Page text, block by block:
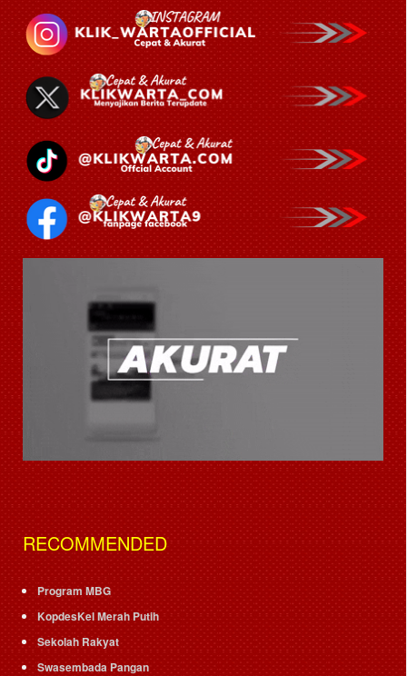
RECOMMENDED
Program MBG
KopdesKel Merah Putih
Sekolah Rakyat
Swasembada Pangan